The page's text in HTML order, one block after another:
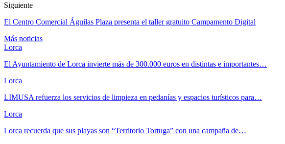
Siguiente
El Centro Comercial Águilas Plaza presenta el taller gratuito Campamento Digital
Más noticias
Lorca
El Ayuntamiento de Lorca invierte más de 300.000 euros en distintas e importantes…
Lorca
LIMUSA refuerza los servicios de limpieza en pedanías y espacios turísticos para…
Lorca
Lorca recuerda que sus playas son “Territorio Tortuga” con una campaña de…